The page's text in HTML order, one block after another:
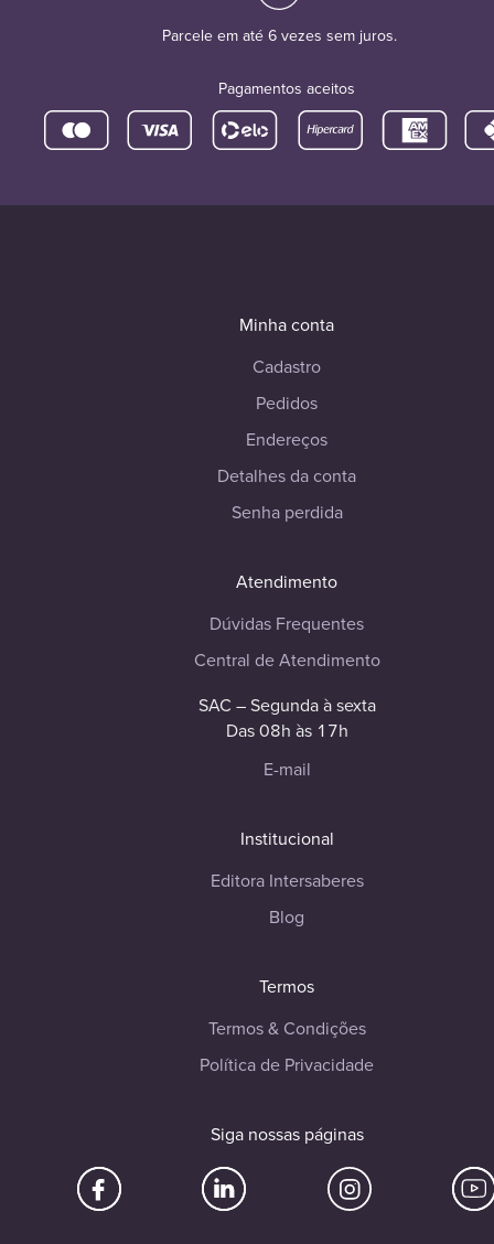
Parcele em até 6 vezes sem juros.
Pagamentos aceitos
Minha conta
Cadastro
Pedidos
Endereços
Detalhes da conta
Senha perdida
Atendimento
Dúvidas Frequentes
Central de Atendimento
SAC – Segunda à sexta
Das 08h às 17h
E-mail
Institucional
Editora Intersaberes
Blog
Termos
Termos & Condições
Política de Privacidade
Siga nossas páginas